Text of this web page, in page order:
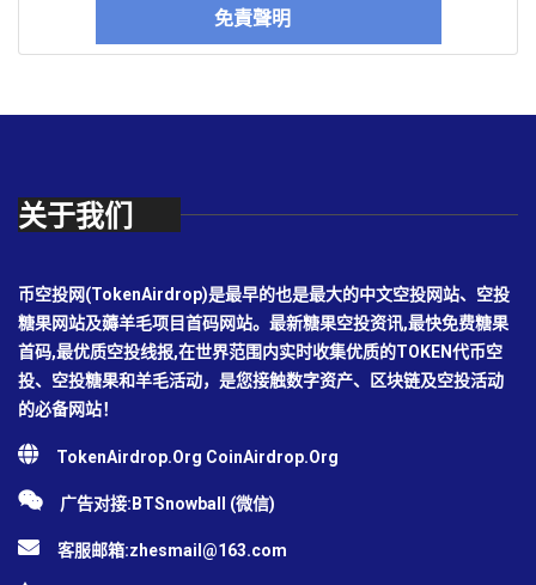
免責聲明
关于我们
币空投网(TokenAirdrop)是最早的也是最大的中文空投网站、空投
糖果网站及薅羊毛项目首码网站。最新糖果空投资讯,最快免费糖果
首码,最优质空投线报,在世界范围内实时收集优质的TOKEN代币空
投、空投糖果和羊毛活动，是您接触数字资产、区块链及空投活动
的必备网站！
TokenAirdrop.Org CoinAirdrop.Org
广告对接:BTSnowball (微信)
客服邮箱:zhesmail@163.com